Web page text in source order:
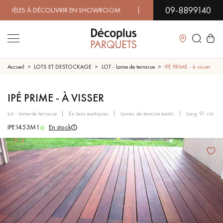
DÉCOUVRIR EN SHOWROOM | DISPONIBILITÉ09-8899140
Fermer
LES RECHERCHES LES PLUS COURANTES
PARQUET MASSIF
SOL PLAQUÉ BOIS VERITABLES
PARQUETS À MOTIFS
TRADITIONNELS
PARQUET EN BOIS EXOTIQUE PARQUET VERNIS
PARQUET HUILÉ PARQUET EN BOIS BRUT
Accueil LOTS ET DESTOCKAGE LOT - Lame de terrasse IPÉ PRIME - à visser
IPÉ PRIME - À VISSER
lot - lame de terrasse en bois exotiques lames de terasse exotic long 91 cm
IPE1453M1 En stock